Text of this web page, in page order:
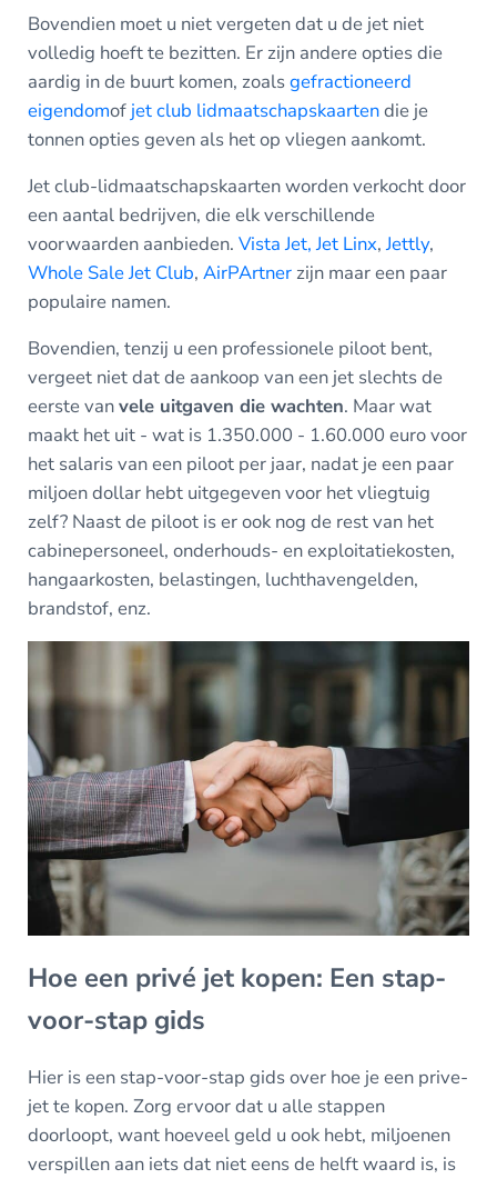
Bovendien moet u niet vergeten dat u de jet niet
volledig hoeft te bezitten. Er zijn andere opties die
aardig in de buurt komen, zoalsgefractioneerd
eigendomof jet club lidmaatschapskaartendie je
tonnen opties geven als het op vliegen aankomt.
Jet club-lidmaatschapskaarten worden verkocht door
een aantal bedrijven, die elk verschillende
voorwaarden aanbieden. Vista Jet, Jet Linx,Jettly,
Whole Sale Jet Club, AirPArtnerzijn maar een paar
populaire namen.
Bovendien, tenzij u een professionele piloot bent,
vergeet niet dat de aankoop van een jet slechts de
eerste vanvele uitgaven die wachten. Maar wat
maakt het uit - wat is 1.350.000 - 1.60.000 euro voor
het salaris van een piloot per jaar, nadat je een paar
miljoen dollar hebt uitgegeven voor het vliegtuig
zelf? Naast de piloot is er ook nog de rest van het
cabinepersoneel, onderhouds- en exploitatiekosten,
hangaarkosten, belastingen, luchthavengelden,
brandstof, enz.
Hoe een privé jet kopen: Een stap-
voor-stap gids
Hier is een stap-voor-stap gids over hoe je een prive-
jet te kopen. Zorg ervoor dat u alle stappen
doorloopt, want hoeveel geld u ook hebt, miljoenen
verspillen aan iets dat niet eens de helft waard is, is